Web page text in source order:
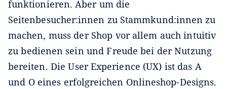
funktionieren. Aber um die
Seitenbesucher:innen zu Stammkund:innen zu
machen, muss der Shop vor allem auch intuitiv
zu bedienen sein und Freude bei der Nutzung
bereiten. Die User Experience (UX) ist das A
und O eines erfolgreichen Onlineshop-Designs.